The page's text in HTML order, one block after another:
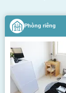
Phòng riêng